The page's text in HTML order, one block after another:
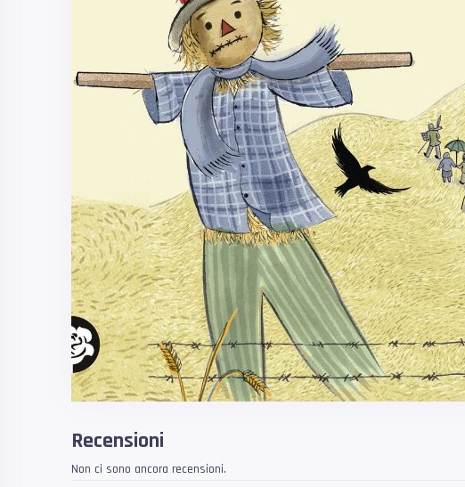
Recensioni
Non ci sono ancora recensioni.